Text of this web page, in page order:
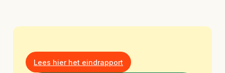
Lees hier het eindrapport